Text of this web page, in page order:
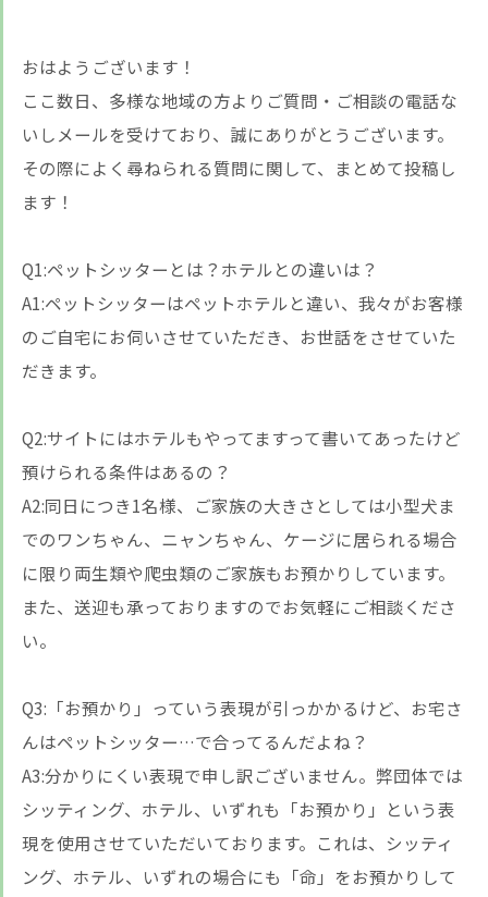
おはようございます！
ここ数日、多様な地域の方よりご質問・ご相談の電話な
いしメールを受けており、誠にありがとうございます。
その際によく尋ねられる質問に関して、まとめて投稿し
ます！
Q1:ペットシッターとは？ホテルとの違いは？
A1:ペットシッターはペットホテルと違い、我々がお客様
のご自宅にお伺いさせていただき、お世話をさせていた
だきます。
Q2:サイトにはホテルもやってますって書いてあったけど
預けられる条件はあるの？
A2:同日につき1名様、ご家族の大きさとしては小型犬ま
でのワンちゃん、ニャンちゃん、ケージに居られる場合
に限り両生類や爬虫類のご家族もお預かりしています。
また、送迎も承っておりますのでお気軽にご相談くださ
い。
Q3:「お預かり」っていう表現が引っかかるけど、お宅さ
んはペットシッター…で合ってるんだよね？
A3:分かりにくい表現で申し訳ございません。弊団体では
シッティング、ホテル、いずれも「お預かり」という表
現を使用させていただいております。これは、シッティ
ング、ホテル、いずれの場合にも「命」をお預かりして